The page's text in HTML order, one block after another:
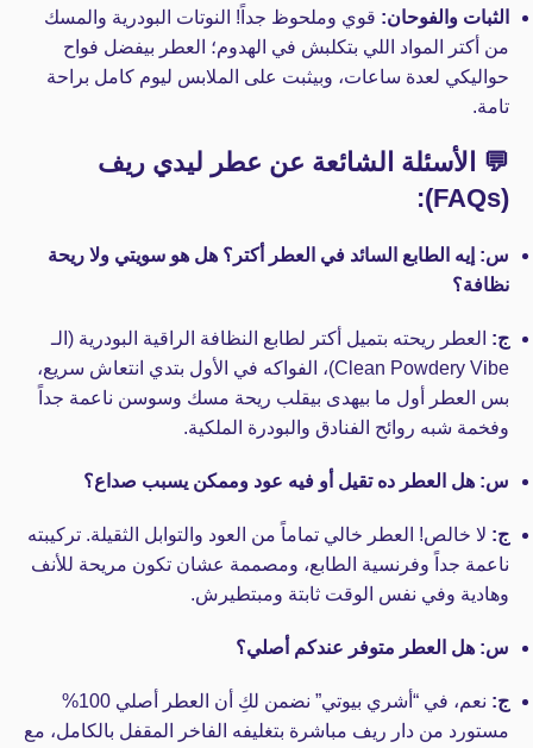
الثبات والفوحان: قوي وملحوظ جداً! النوتات البودرية والمسك
من أكتر المواد اللي بتكلبش في الهدوم؛ العطر بيفضل فواح
حواليكي لعدة ساعات، وبيثبت على الملابس ليوم كامل براحة
تامة.
💬 الأسئلة الشائعة عن عطر ليدي ريف
(FAQs):
س: إيه الطابع السائد في العطر أكتر؟ هل هو سويتي ولا ريحة
نظافة؟
ج: العطر ريحته بتميل أكتر لطابع النظافة الراقية البودرية (الـ
Clean Powdery Vibe)، الفواكه في الأول بتدي انتعاش سريع،
بس العطر أول ما بيهدى بيقلب ريحة مسك وسوسن ناعمة جداً
وفخمة شبه روائح الفنادق والبودرة الملكية.
س: هل العطر ده تقيل أو فيه عود وممكن يسبب صداع؟
ج: لا خالص! العطر خالي تماماً من العود والتوابل الثقيلة. تركيبته
ناعمة جداً وفرنسية الطابع، ومصممة عشان تكون مريحة للأنف
وهادية وفي نفس الوقت ثابتة ومبتطيرش.
س: هل العطر متوفر عندكم أصلي؟
ج:
نعم، في “أشري بيوتي” نضمن لكِ أن العطر أصلي 100%
مستورد من دار ريف مباشرة بتغليفه الفاخر المقفل بالكامل، مع